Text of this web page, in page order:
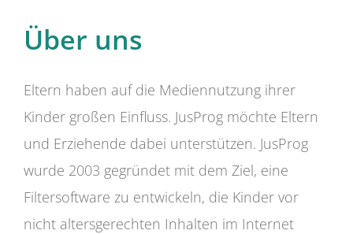
Über uns
Eltern haben auf die Mediennutzung ihrer
Kinder großen Einfluss. JusProg möchte Eltern
und Erziehende dabei unterstützen. JusProg
wurde 2003 gegründet mit dem Ziel, eine
Filtersoftware zu entwickeln, die Kinder vor
nicht altersgerechten Inhalten im Internet